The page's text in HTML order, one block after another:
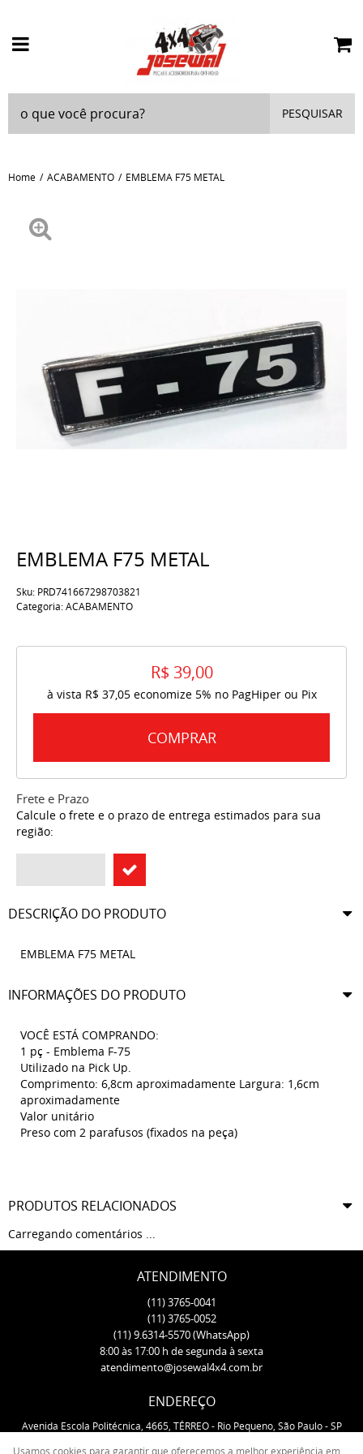
PESQUISAR
Home ACABAMENTO EMBLEMA F75 METAL
EMBLEMA F75 METAL
Sku: PRD741667298703821
Categoria:ACABAMENTO
R$ 39,00
à vista R$ 37,05economize 5% no PagHiper ou Pix
COMPRAR
Frete e Prazo
Calcule o frete e o prazo de entrega estimados para sua
região:
DESCRIÇÃO DO PRODUTO
EMBLEMA F75 METAL
INFORMAÇÕES DO PRODUTO
VOCÊ ESTÁ COMPRANDO:
1 pç - Emblema F-75
Utilizado na Pick Up.
Comprimento: 6,8cm aproximadamente Largura: 1,6cm
aproximadamente
Valor unitário
Preso com 2 parafusos (fixados na peça)
PRODUTOS RELACIONADOS
Carregando comentários ...
ATENDIMENTO
(11)3765-0041
(11)3765-0052
(11)9.6314-5570(WhatsApp)
8:00 às 17:00 h de segunda à sexta
atendimento@josewal4x4.com.br
ENDEREÇO
Avenida Escola Politécnica, 4665, TÉRREO- Rio Pequeno, São Paulo-SP
Usamos cookies para garantir que oferecemos a melhor experiência em